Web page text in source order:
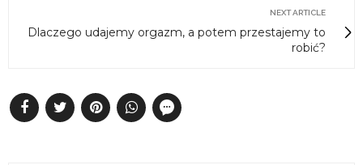
NEXT ARTICLE
Dlaczego udajemy orgazm, a potem przestajemy to
robić?